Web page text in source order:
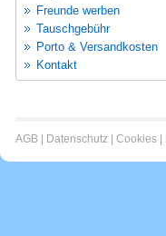
Freunde werben
Tauschgebühr
Porto & Versandkosten
Kontakt
AGB Datenschutz Cookies